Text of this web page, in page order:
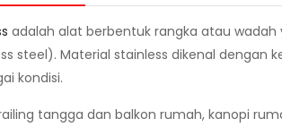
adalah alat berbentuk rangka atau
steel). Material stainless dikenal dengan
kondisi.
tangga dan balkon rumah, kanopi